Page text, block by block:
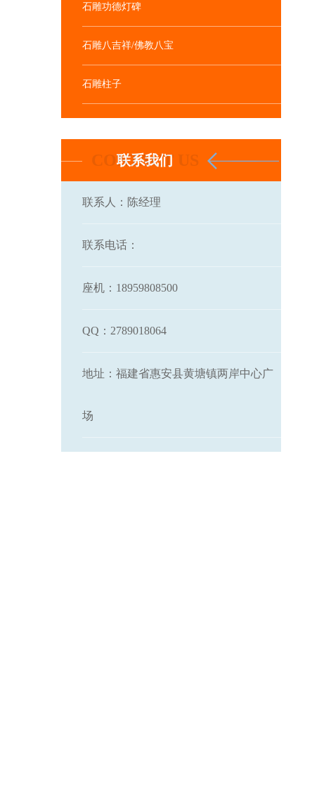
石雕功德灯碑
石雕八吉祥/佛教八宝
石雕柱子
联系我们
联系人：陈经理
联系电话：
座机：18959808500
QQ：2789018064
地址：福建省惠安县黄塘镇两岸中心广
场